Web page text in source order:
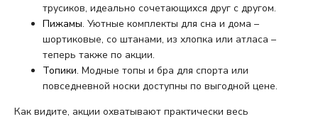
трусиков, идеально сочетающихся друг с другом.
Пижамы. Уютные комплекты для сна и дома –
шортиковые, со штанами, из хлопка или атласа –
теперь также по акции.
Топики. Модные топы и бра для спорта или
повседневной носки доступны по выгодной цене.
Как видите, акции охватывают практически весь